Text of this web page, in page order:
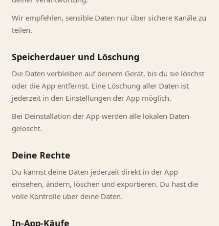
Wir empfehlen, sensible Daten nur über sichere Kanäle zu
teilen.
Speicherdauer und Löschung
Die Daten verbleiben auf deinem Gerät, bis du sie löschst
oder die App entfernst. Eine Löschung aller Daten ist
jederzeit in den Einstellungen der App möglich.
Bei Deinstallation der App werden alle lokalen Daten
gelöscht.
Deine Rechte
Du kannst deine Daten jederzeit direkt in der App
einsehen, ändern, löschen und exportieren. Du hast die
volle Kontrolle über deine Daten.
In-App-Käufe